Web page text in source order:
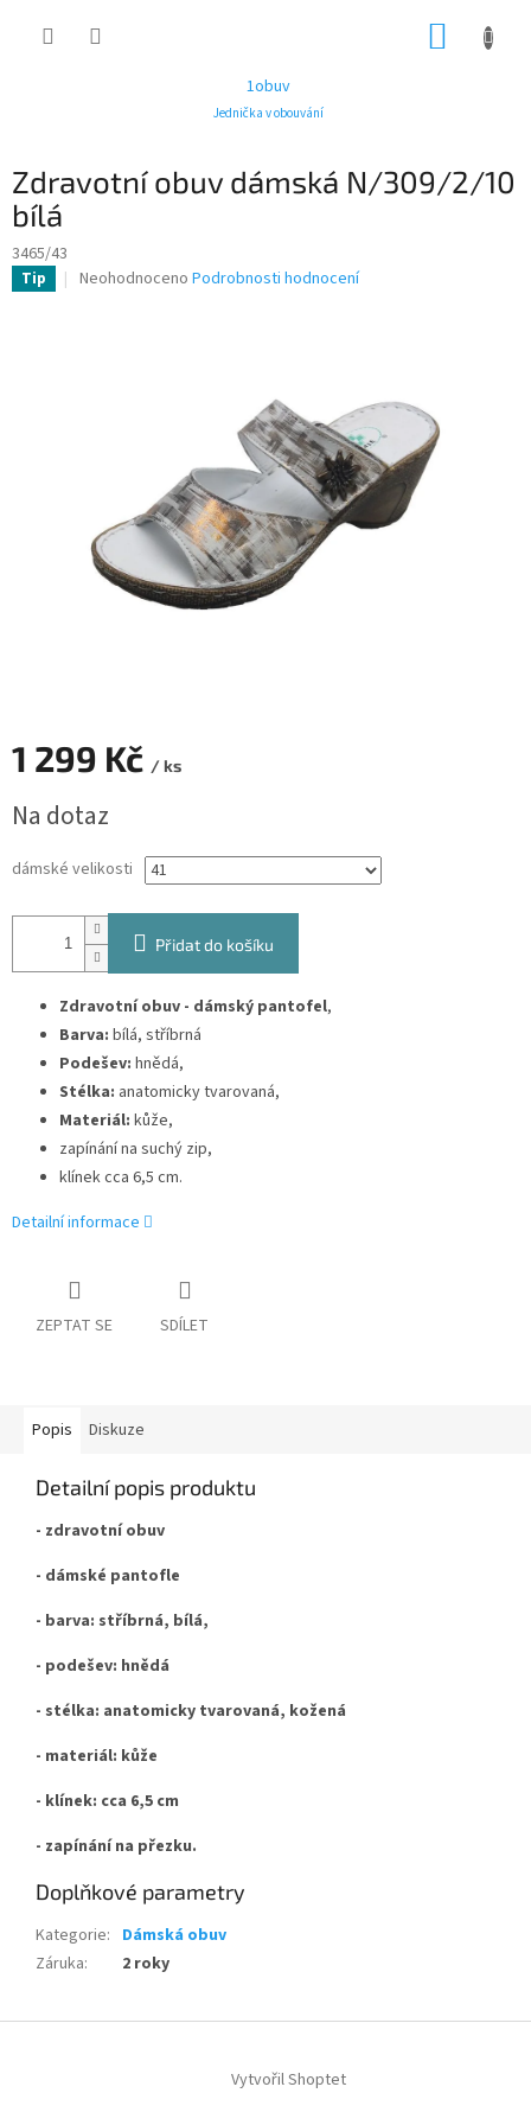
1obuv
Jednička v obouvání
Zdravotní obuv dámská N/309/2/10
bílá
3465/43
Tip
Průměrné
Neohodnoceno Podrobnosti hodnocení
1 299 Kč / ks
cena:
Na dotaz
dámské velikosti
Přidat do košíku
Zdravotní obuv - dámský pantofel,
Barva: bílá, stříbrná
Podešev: hnědá,
Stélka: anatomicky tvarovaná,
Materiál: kůže,
zapínání na suchý zip,
klínek cca 6,5 cm.
Detailní informace
ZEPTAT SE SDÍLET
Popis Diskuze
Detailní popis produktu
- zdravotní obuv
- dámské pantofle
- barva: stříbrná, bílá,
- podešev: hnědá
- stélka: anatomicky tvarovaná, kožená
- materiál: kůže
- klínek: cca 6,5 cm
- zapínání na přezku.
Doplňkové parametry
Kategorie: Dámská obuv
Záruka: 2 roky
Vytvořil Shoptet